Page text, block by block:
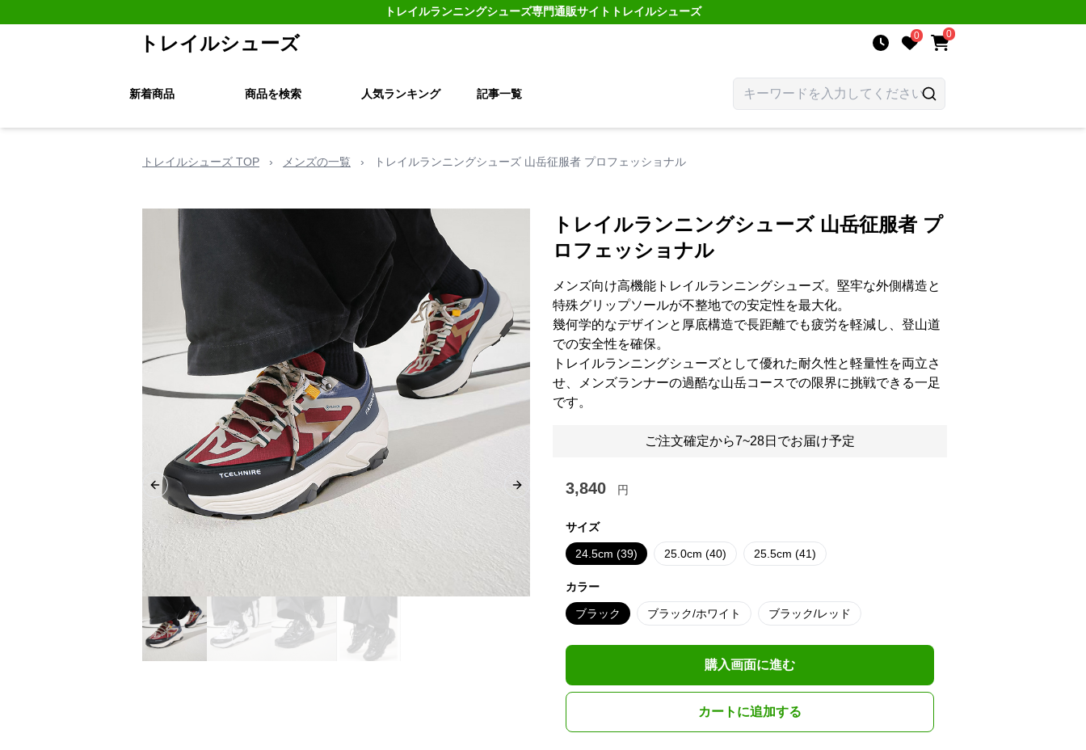
トレイルランニングシューズ専門通販サイト トレイルシューズ
トレイルシューズ 0 0
新着商品 商品を検索 人気ランキング 記事一覧
トレイルシューズ TOP › メンズの一覧 › トレイルランニングシューズ 山岳征服者 プロフェッショナル
Previous slide Next slide
トレイルランニングシューズ 山岳征服者 プ
ロフェッショナル
メンズ向け高機能トレイルランニングシューズ。堅牢な外側構造と
特殊グリップソールが不整地での安定性を最大化。
幾何学的なデザインと厚底構造で長距離でも疲労を軽減し、登山道
での安全性を確保。
トレイルランニングシューズとして優れた耐久性と軽量性を両立さ
せ、メンズランナーの過酷な山岳コースでの限界に挑戦できる一足
です。
ご注文確定から7~28日でお届け予定
3,840 円
サイズ
24.5cm (39) 25.0cm (40) 25.5cm (41)
カラー
ブラック ブラック/ホワイト ブラック/レッド
購入画面に進む
カートに追加する